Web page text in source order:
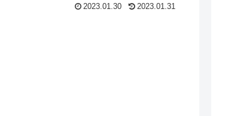
2023.01.30 2023.01.31